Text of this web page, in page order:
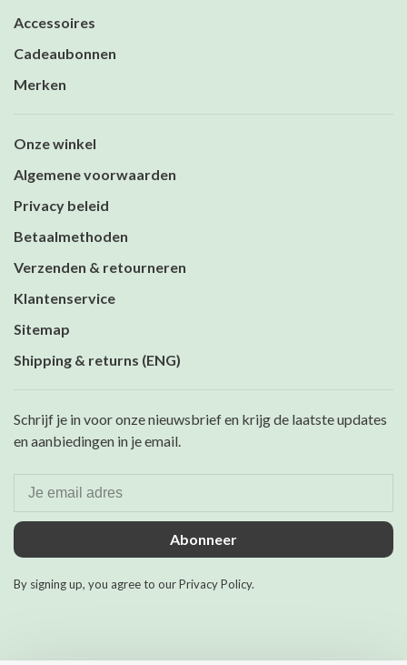
Accessoires
Cadeaubonnen
Merken
Onze winkel
Algemene voorwaarden
Privacy beleid
Betaalmethoden
Verzenden & retourneren
Klantenservice
Sitemap
Shipping & returns (ENG)
Schrijf je in voor onze nieuwsbrief en krijg de laatste updates
en aanbiedingen in je email.
Abonneer
By signing up, you agree to our Privacy Policy.